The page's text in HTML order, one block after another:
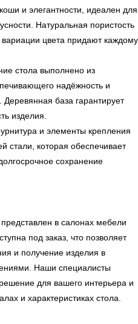
и элегантности, идеален для
Натуральная пористость
цвета придают каждому
стола выполнено из
надёжность и
Деревянная база гарантирует
изделия.
и элементы крепления
которая обеспечивает
сохранение
в салонах мебели
под заказ, что позволяет
и получение изделия в
Наши специалисты
для вашего интерьера и
и характеристиках стола.